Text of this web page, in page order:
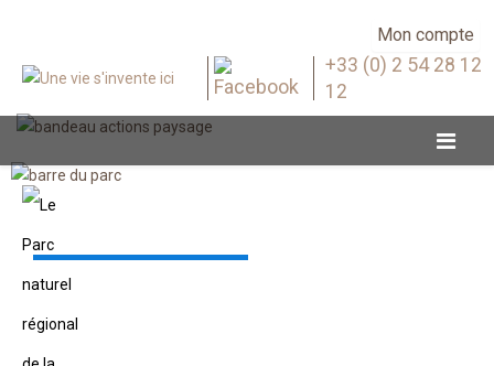
Mon compte
+33 (0) 2 54 28 12
12